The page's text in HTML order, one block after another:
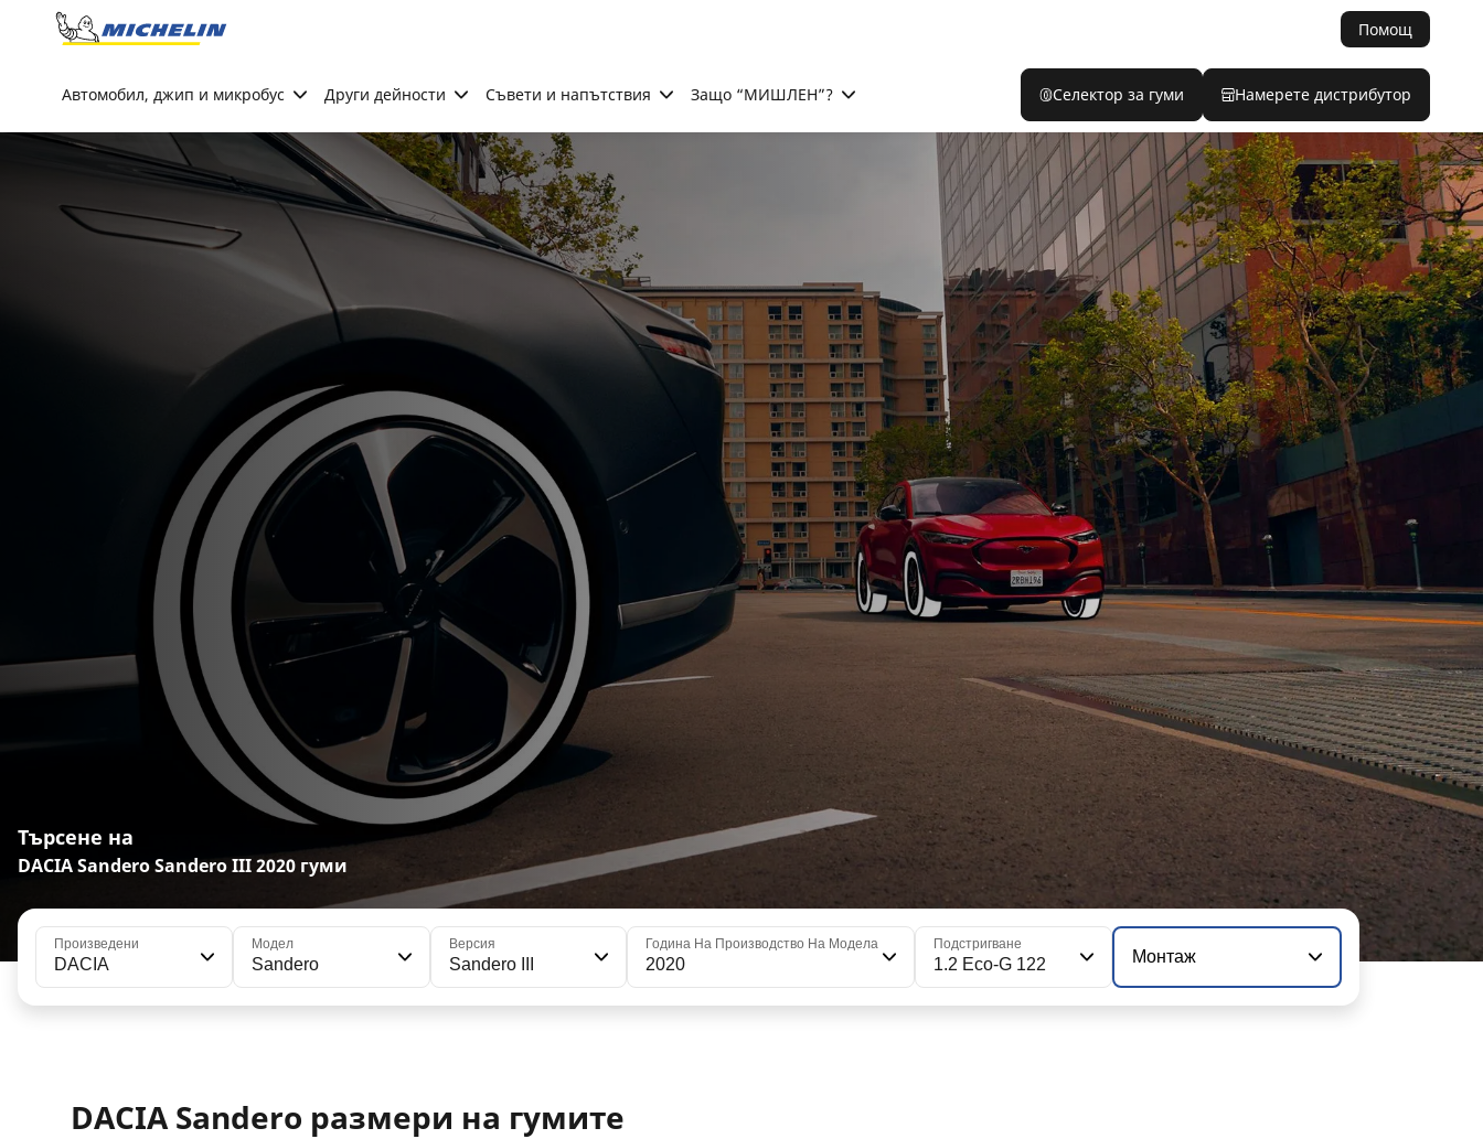
Go to page content
Помощ
Автомобил, джип и микробус Други дейности Съвети и напътствия Защо “МИШЛЕН”? Селектор за гуми Намерете дистрибутор
Търсене на
DACIA Sandero Sandero III 2020 гуми
Произведени
DACIA
Модел
Sandero
Версия
Sandero III
Година На Производство На Модела
2020
Подстригване
1.2 Eco-G 122 Монтаж
DACIA Sandero размери на гумите